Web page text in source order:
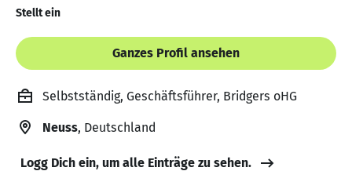
Stellt ein
Ganzes Profil ansehen
Selbstständig, Geschäftsführer, Bridgers oHG
Neuss, Deutschland
Logg Dich ein, um alle Einträge zu sehen.